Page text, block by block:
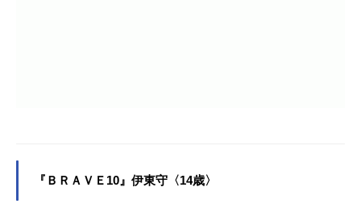
『ＢＲＡＶＥ10』伊東守〈14歳〉